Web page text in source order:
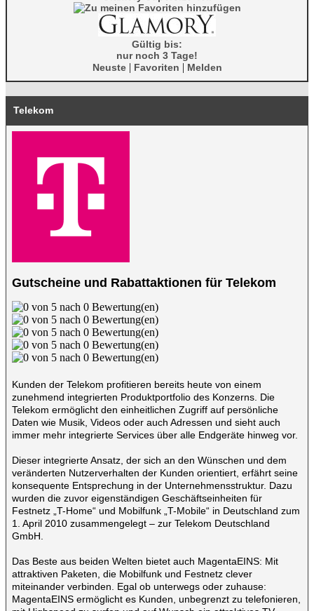
Gültig bis:
nur noch 3 Tage!
Neuste| Favoriten | Melden
Telekom
Gutscheine und Rabattaktionen für Telekom
Kunden der Telekom profitieren bereits heute von einem
zunehmend integrierten Produktportfolio des Konzerns. Die
Telekom ermöglicht den einheitlichen Zugriff auf persönliche
Daten wie Musik, Videos oder auch Adressen und sieht auch
immer mehr integrierte Services über alle Endgeräte hinweg vor.
Dieser integrierte Ansatz, der sich an den Wünschen und dem
veränderten Nutzerverhalten der Kunden orientiert, erfährt seine
konsequente Entsprechung in der Unternehmensstruktur. Dazu
wurden die zuvor eigenständigen Geschäftseinheiten für
Festnetz „T-Home“ und Mobilfunk „T-Mobile“ in Deutschland zum
1. April 2010 zusammengelegt – zur Telekom Deutschland
GmbH.
Das Beste aus beiden Welten bietet auch MagentaEINS: Mit
attraktiven Paketen, die Mobilfunk und Festnetz clever
miteinander verbinden. Egal ob unterwegs oder zuhause:
MagentaEINS ermöglicht es Kunden, unbegrenzt zu telefonieren,